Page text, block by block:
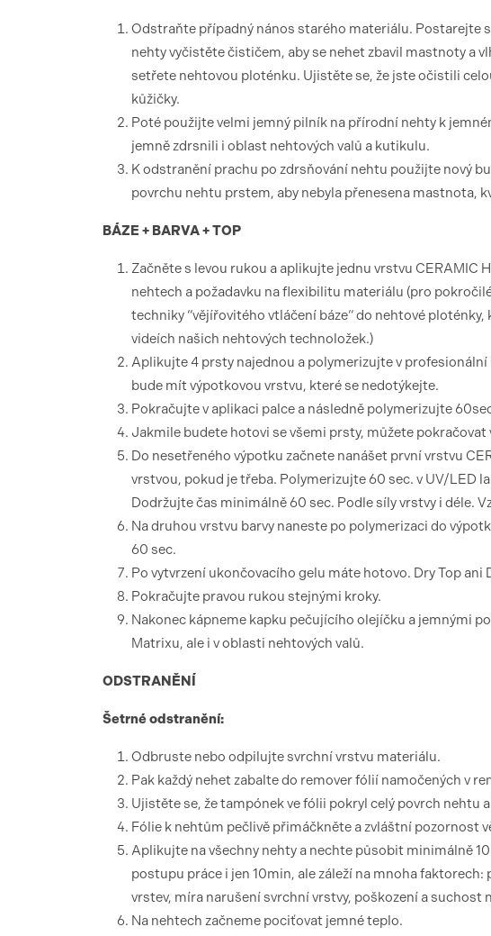
Odstraňte případný nános starého materiálu. Postarejte
nehty vyčistěte čističem, aby se nehet zbavil mastnoty a
setřete nehtovou ploténku. Ujistěte se, že jste očistili
kůžičky.
Poté použijte velmi jemný pilník na přírodní nehty k
jemně zdrsnili i oblast nehtových valů a kutikulu.
K odstranění prachu po zdrsňování nehtu použijte nový
povrchu nehtu prstem, aby nebyla přenesena mastnota,
BÁZE + BARVA + TOP
Začněte s levou rukou a aplikujte jednu vrstvu CERAMIC
nehtech a požadavku na flexibilitu materiálu (pro
techniky “vějířovitého vtláčení báze“ do nehtové
videích našich nehtových technoložek.)
Aplikujte 4 prsty najednou a polymerizujte v
bude mít výpotkovou vrstvu, které se nedotýkejte.
Pokračujte v aplikaci palce a následně polymerizujte
Jakmile budete hotovi se všemi prsty, můžete pokračovat
Do nesetřeného výpotku začnete nanášet první vrstvu
vrstvou, pokud je třeba. Polymerizujte 60 sec. v UV/LED
Dodržujte čas minimálně 60 sec. Podle síly vrstvy i déle.
Na druhou vrstvu barvy naneste po polymerizaci do
60 sec.
Po vytvrzení ukončovacího gelu máte hotovo. Dry Top ani
Pokračujte pravou rukou stejnými kroky.
Nakonec kápneme kapku pečujícího olejíčku a jemnými
Matrixu, ale i v oblasti nehtových valů.
ODSTRANĚNÍ
Šetrné odstranění:
Odbruste nebo odpilujte svrchní vrstvu materiálu.
Pak každý nehet zabalte do remover fólií namočených v
Ujistěte se, že tampónek ve fólii pokryl celý povrch nehtu
Fólie k nehtům pečlivě přimáčkněte a zvláštní pozornost
Aplikujte na všechny nehty a nechte působit minimálně
postupu práce i jen 10min, ale záleží na mnoha
vrstev, míra narušení svrchní vrstvy, poškození a suchost
Na nehtech začneme pociťovat jemné teplo.